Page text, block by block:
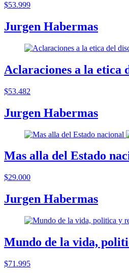
$53.999
Jurgen Habermas
Aclaraciones a la etica
$53.482
Jurgen Habermas
Mas alla del Estado
$29.000
Jurgen Habermas
Mundo de la vida,
$71.995